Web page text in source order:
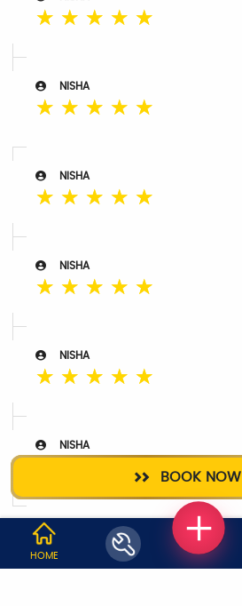
BOOK NOW
☆ ☆ ☆ ☆ ☆
NISHA
☆ ☆ ☆ ☆ ☆
NISHA
☆ ☆ ☆ ☆ ☆
NISHA
☆ ☆ ☆ ☆ ☆
NISHA
☆ ☆ ☆ ☆ ☆
NISHA
☆
WHY JOBOY?
HOME